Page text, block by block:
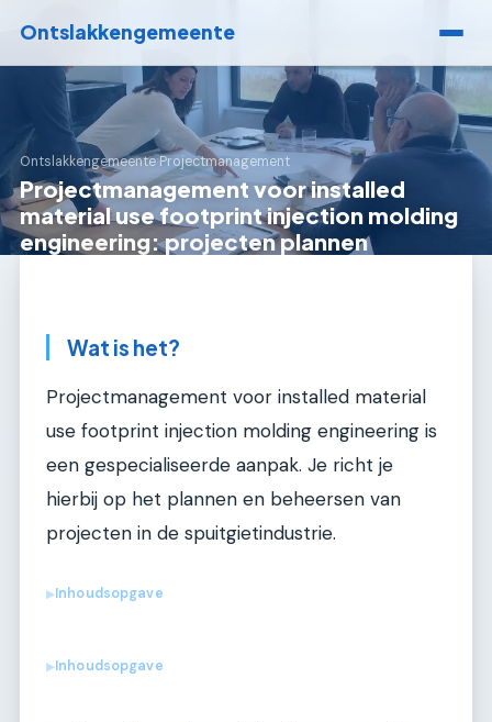
Ontslakkengemeente
Ontslakkengemeente›Projectmanagement
Projectmanagement voor installed
material use footprint injection molding
engineering: projecten plannen
Wat is het?
Projectmanagement voor installed material
use footprint injection molding engineering is
een gespecialiseerde aanpak. Je richt je
hierbij op het plannen en beheersen van
projecten in de spuitgietindustrie.
▶Inhoudsopgave
▶Inhoudsopgave